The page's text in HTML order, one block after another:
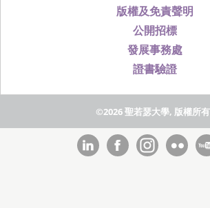
版權及免責聲明
公開招標
發展事務處
證書驗證
©2026 聖若瑟大學, 版權所